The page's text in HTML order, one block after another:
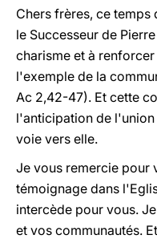
Chers frères, ce temps
le Successeur de
charisme et à
l'exemple de la
Ac 2,42-47). Et cette
l'anticipation de
voie vers elle.
Je vous remercie pour
témoignage dans
intercède pour vous.
et vos communautés.